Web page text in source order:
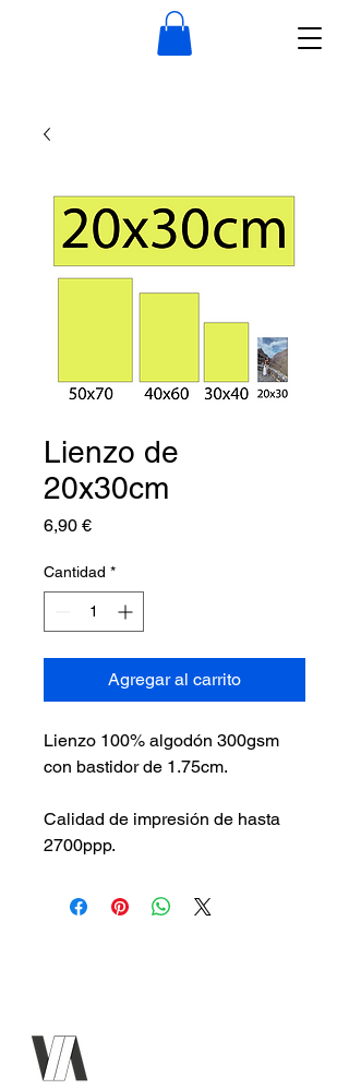
Lienzo de
20x30cm
6,90 €Precio
Cantidad *
Agregar al carrito
Lienzo 100% algodón 300gsm
con bastidor de 1.75cm.
Calidad de impresión de hasta
2700ppp.